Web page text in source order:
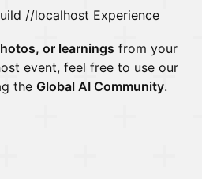
//localhost Experience
or learnings from your
event, feel free to use our
the Global AI Community.